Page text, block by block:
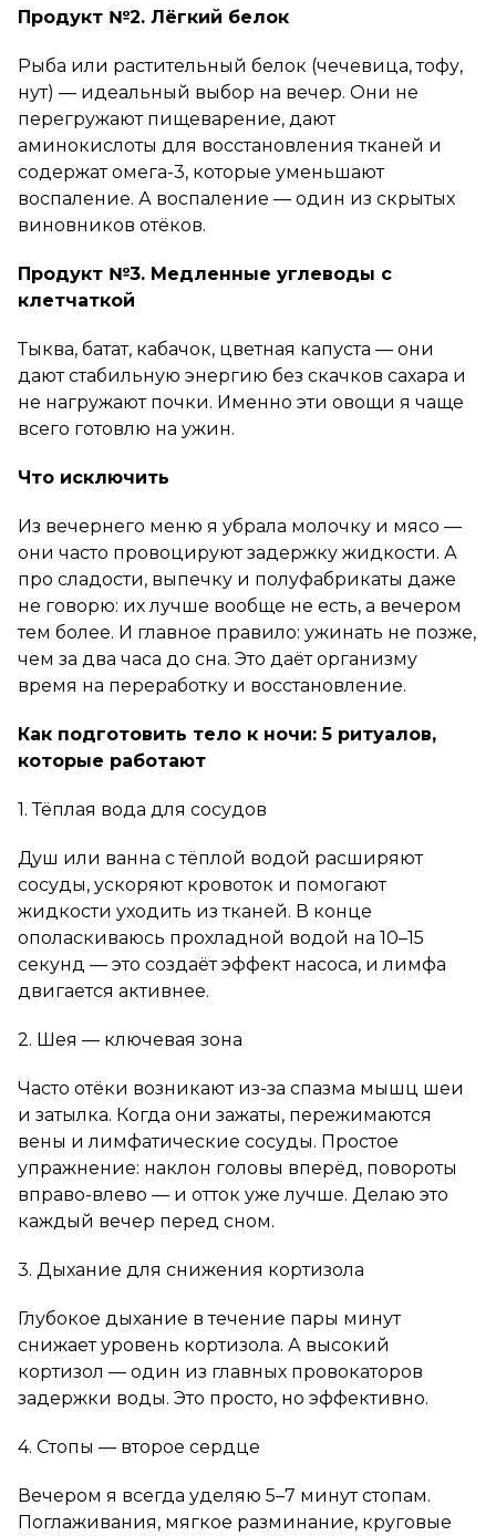
Продукт №2. Лёгкий белок
Рыба или растительный белок (чечевица, тофу,
нут) — идеальный выбор на вечер. Они не
перегружают пищеварение, дают
аминокислоты для восстановления тканей и
содержат омега-3, которые уменьшают
воспаление. А воспаление — один из скрытых
виновников отёков.
Продукт №3. Медленные углеводы с
клетчаткой
Тыква, батат, кабачок, цветная капуста — они
дают стабильную энергию без скачков сахара и
не нагружают почки. Именно эти овощи я чаще
всего готовлю на ужин.
Что исключить
Из вечернего меню я убрала молочку и мясо —
они часто провоцируют задержку жидкости. А
про сладости, выпечку и полуфабрикаты даже
не говорю: их лучше вообще не есть, а вечером
тем более. И главное правило: ужинать не позже,
чем за два часа до сна. Это даёт организму
время на переработку и восстановление.
Как подготовить тело к ночи: 5 ритуалов,
которые работают
1. Тёплая вода для сосудов
Душ или ванна с тёплой водой расширяют
сосуды, ускоряют кровоток и помогают
жидкости уходить из тканей. В конце
ополаскиваюсь прохладной водой на 10–15
секунд — это создаёт эффект насоса, и лимфа
двигается активнее.
2. Шея — ключевая зона
Часто отёки возникают из-за спазма мышц шеи
и затылка. Когда они зажаты, пережимаются
вены и лимфатические сосуды. Простое
упражнение: наклон головы вперёд, повороты
вправо-влево — и отток уже лучше. Делаю это
каждый вечер перед сном.
3. Дыхание для снижения кортизола
Глубокое дыхание в течение пары минут
снижает уровень кортизола. А высокий
кортизол — один из главных провокаторов
задержки воды. Это просто, но эффективно.
4. Стопы — второе сердце
Вечером я всегда уделяю 5–7 минут стопам.
Поглаживания, мягкое разминание, круговые